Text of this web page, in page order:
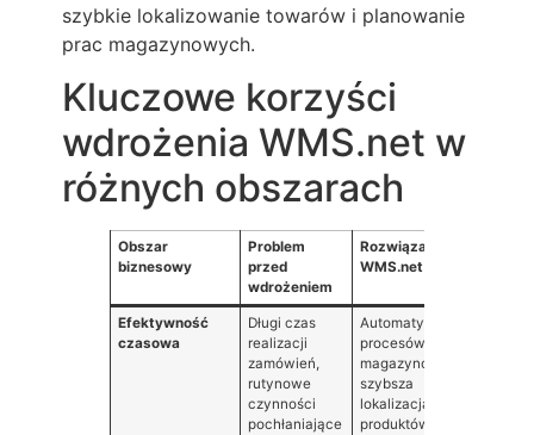
szybkie lokalizowanie towarów i planowanie
prac magazynowych.
Kluczowe korzyści
wdrożenia WMS.net w
różnych obszarach
Obszar
biznesowy
Problem
przed
wdrożeniem
Rozwiązanie
WMS.net
Efektywność
czasowa
Długi czas
realizacji
zamówień,
rutynowe
czynności
pochłaniające
Automatyzacja
procesów
magazynowych,
szybsza
lokalizacja
produktów